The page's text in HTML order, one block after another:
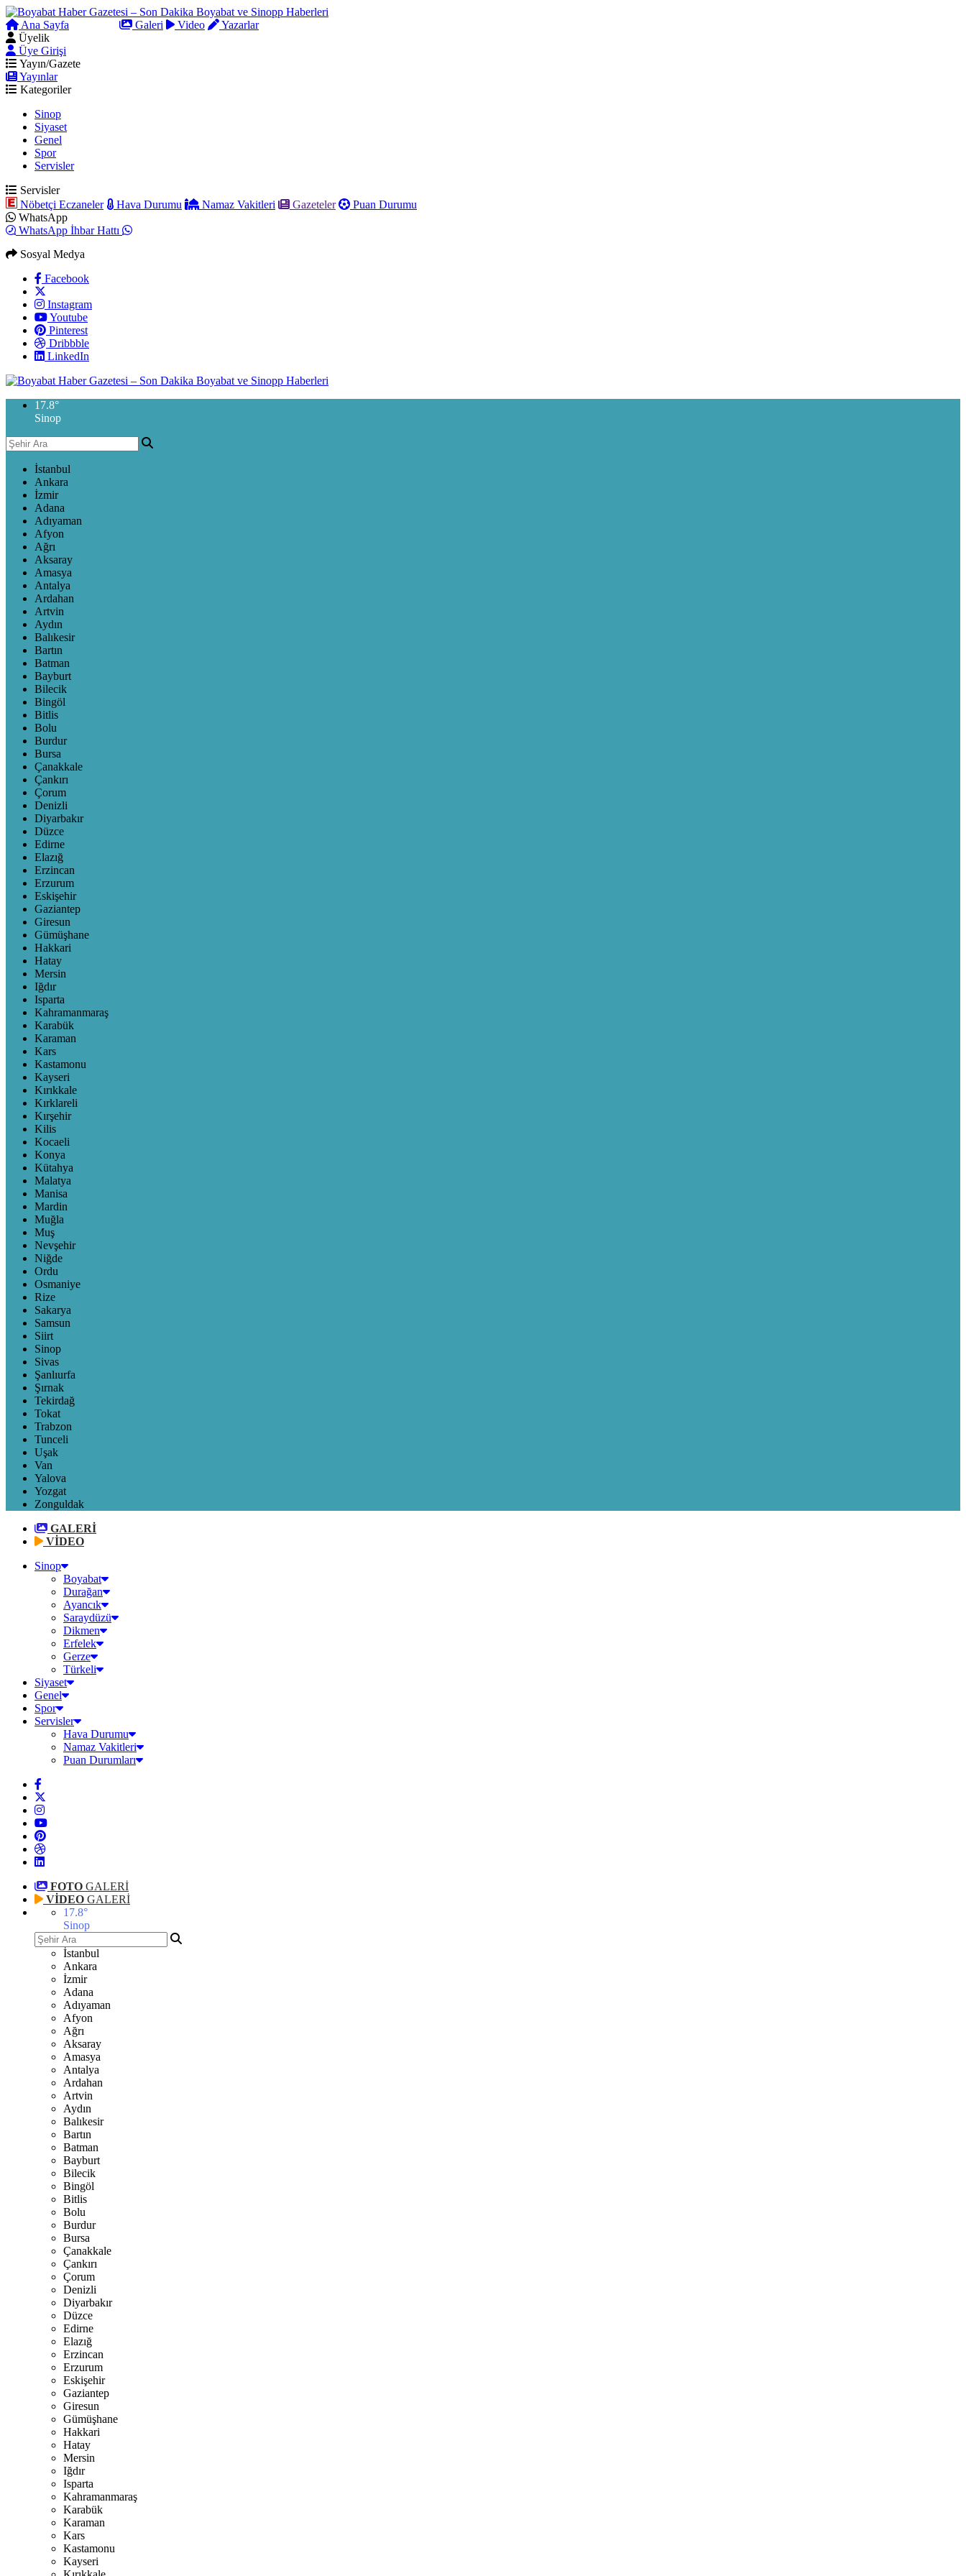
Ana Sayfa Galeri Video
Yazarlar
Üyelik
Üye Girişi
Yayın/Gazete
Yayınlar
Kategoriler
Sinop
Siyaset
Genel
Spor
Servisler
Servisler
Nöbetçi Eczaneler
Hava Durumu Namaz Vakitleri Gazeteler
Puan Durumu
WhatsApp
WhatsApp İhbar Hattı
Sosyal Medya
Facebook
Instagram
Youtube
Pinterest
Dribbble
LinkedIn
17.8°
Sinop
İstanbul
Ankara
İzmir
Adana
Adıyaman
Afyon
Ağrı
Aksaray
Amasya
Antalya
Ardahan
Artvin
Aydın
Balıkesir
Bartın
Batman
Bayburt
Bilecik
Bingöl
Bitlis
Bolu
Burdur
Bursa
Çanakkale
Çankırı
Çorum
Denizli
Diyarbakır
Düzce
Edirne
Elazığ
Erzincan
Erzurum
Eskişehir
Gaziantep
Giresun
Gümüşhane
Hakkari
Hatay
Mersin
Iğdır
Isparta
Kahramanmaraş
Karabük
Karaman
Kars
Kastamonu
Kayseri
Kırıkkale
Kırklareli
Kırşehir
Kilis
Kocaeli
Konya
Kütahya
Malatya
Manisa
Mardin
Muğla
Muş
Nevşehir
Niğde
Ordu
Osmaniye
Rize
Sakarya
Samsun
Siirt
Sinop
Sivas
Şanlıurfa
Şırnak
Tekirdağ
Tokat
Trabzon
Tunceli
Uşak
Van
Yalova
Yozgat
Zonguldak
GALERİ
VİDEO
Sinop
Boyabat
Durağan
Ayancık
Saraydüzü
Dikmen
Erfelek
Gerze
Türkeli
Siyaset
Genel
Spor
Servisler
Hava Durumu
Namaz Vakitleri
Puan Durumları
FOTO GALERİ
VİDEO GALERİ
17.8°
Sinop
İstanbul
Ankara
İzmir
Adana
Adıyaman
Afyon
Ağrı
Aksaray
Amasya
Antalya
Ardahan
Artvin
Aydın
Balıkesir
Bartın
Batman
Bayburt
Bilecik
Bingöl
Bitlis
Bolu
Burdur
Bursa
Çanakkale
Çankırı
Çorum
Denizli
Diyarbakır
Düzce
Edirne
Elazığ
Erzincan
Erzurum
Eskişehir
Gaziantep
Giresun
Gümüşhane
Hakkari
Hatay
Mersin
Iğdır
Isparta
Kahramanmaraş
Karabük
Karaman
Kars
Kastamonu
Kayseri